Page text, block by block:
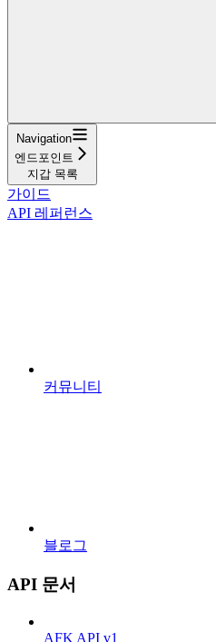
Navigation
엔드포인트
지갑 목록
가이드
API 레퍼런스
커뮤니티
블로그
API 문서
AFK API v1